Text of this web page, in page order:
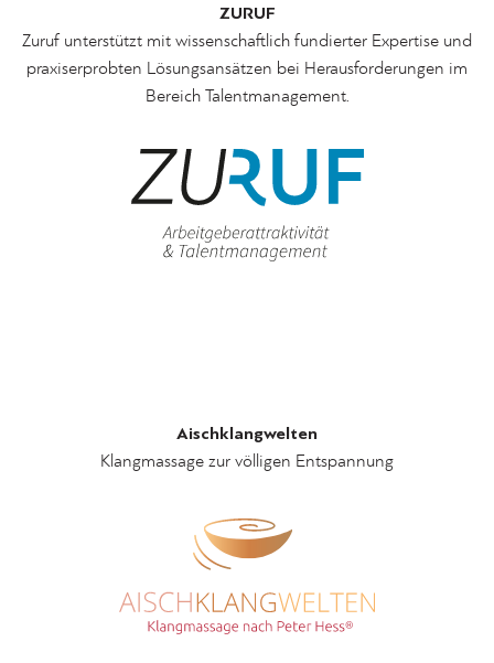
ZURUF
Zuruf unterstützt mit wissenschaftlich fundierter Expertise und
praxiserprobten Lösungsansätzen bei Herausforderungen im
Bereich Talentmanagement.
Aischklangwelten
Klangmassage zur völligen Entspannung